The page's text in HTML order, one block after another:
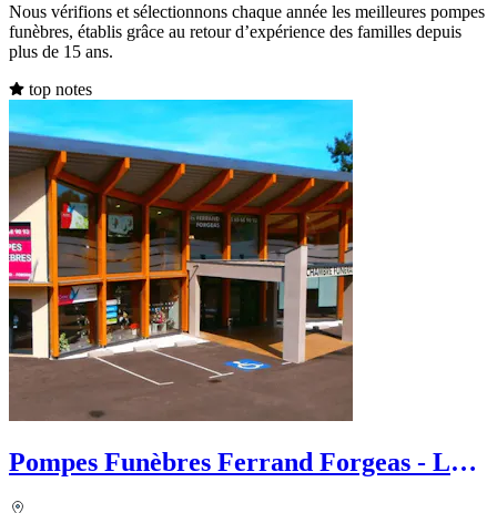
Nous vérifions et sélectionnons chaque année les meilleures pompes
funèbres, établis grâce au retour d’expérience des familles depuis
plus de 15 ans.
top notes
Pompes Funèbres Ferrand Forgeas - Le